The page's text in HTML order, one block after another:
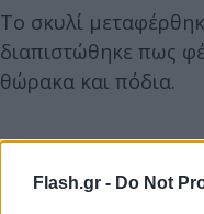
Flash.gr - Do Not
Το σκυλί
διαπιστώθηκε πως
θώρακα και πόδια.